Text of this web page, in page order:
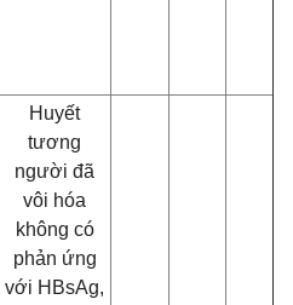
Huyết
tương
người đã
vôi hóa
không có
phản ứng
với HBsAg,